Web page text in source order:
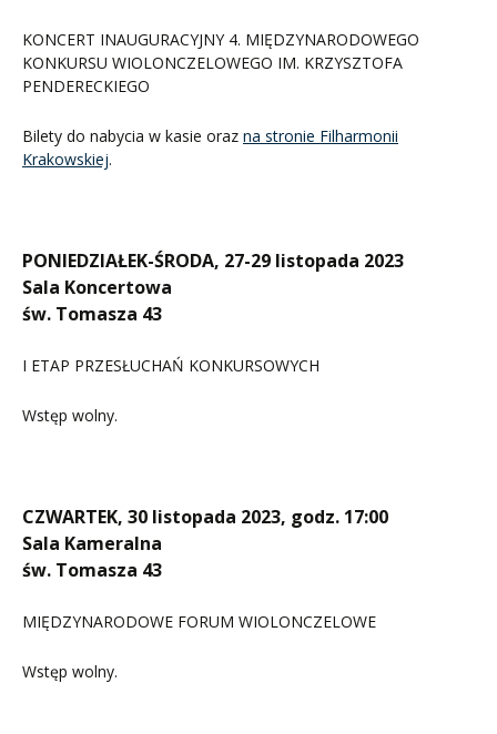
KONCERT INAUGURACYJNY 4. MIĘDZYNARODOWEGO
KONKURSU WIOLONCZELOWEGO IM. KRZYSZTOFA
PENDERECKIEGO
Bilety do nabycia w kasie oraz na stronie Filharmonii
Krakowskiej.
PONIEDZIAŁEK-ŚRODA, 27-29 listopada 2023
Sala Koncertowa
św. Tomasza 43
I ETAP PRZESŁUCHAŃ KONKURSOWYCH
Wstęp wolny.
CZWARTEK, 30 listopada 2023, godz. 17:00
Sala Kameralna
św. Tomasza 43
MIĘDZYNARODOWE FORUM WIOLONCZELOWE
Wstęp wolny.